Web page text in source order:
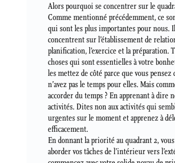
Alors pourquoi se concentrer sur le
Comme mentionné précédemment, ce
qui sont les plus importantes pour nous.
concentrent sur l’établissement de
planification, l’exercice et la préparation.
choses qui sont essentielles à votre
les mettez de côté parce que vous pensez
n’avez pas le temps pour elles. Mais
accorder du temps ? En apprenant à dire
activités. Dites non aux activités qui
urgentes sur le moment et apprenez à
efficacement.
En donnant la priorité au quadrant 2,
aborder vos tâches de l’intérieur vers